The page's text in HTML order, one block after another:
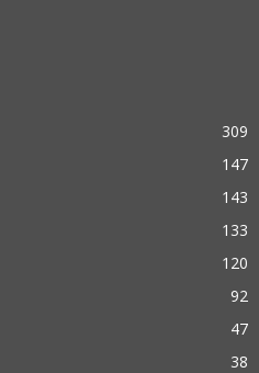
309
147
143
133
120
92
47
38